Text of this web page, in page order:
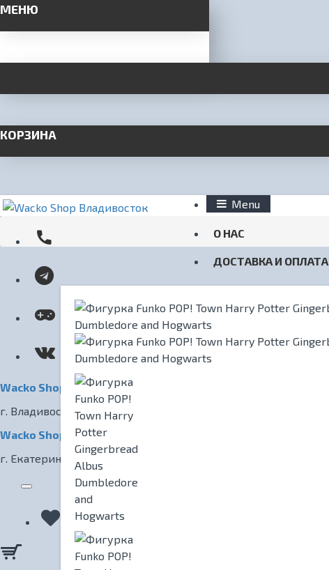
МЕНЮ
КОРЗИНА
Wacko Shop Владивосток
г. Владивосток, ул. Светланская, 7
Wacko Shop Екатеринбург
г. Екатеринбург, ул. Радищева, 1
Menu
О НАС
ДОСТАВКА И ОПЛАТА
КОНТАКТЫ
КИНОТЕАТР